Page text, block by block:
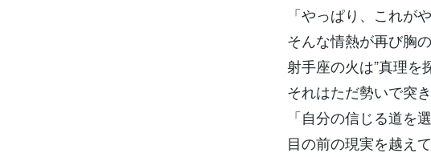
「やっぱり、これが
そんな情熱が再び胸
射手座の火は”真理を
それはただ勢いで突
「自分の信じる道を
目の前の現実を越え